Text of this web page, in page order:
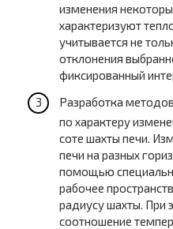
изменения
характеризуют
учитывается не
отклонения
фиксированный
Разработка
по характеру
соте шахты печи.
печи на разных
помощью
рабочее
радиусу шахты. При
соотношение